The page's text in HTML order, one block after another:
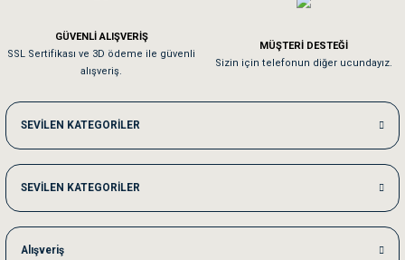
GÜVENLİ ALIŞVERİŞ
SSL Sertifikası ve 3D ödeme ile güvenli
alışveriş.
MÜŞTERİ DESTEĞİ
Sizin için telefonun diğer ucundayız.
SEVİLEN KATEGORİLER
SEVİLEN KATEGORİLER
Alışveriş